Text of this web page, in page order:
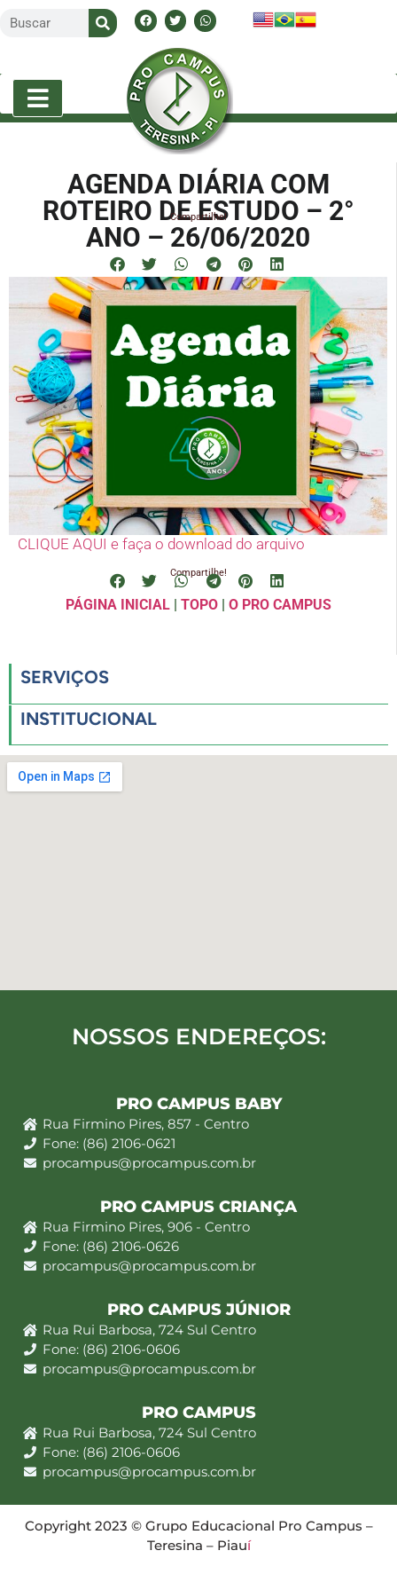
AGENDA DIÁRIA COM
ROTEIRO DE ESTUDO – 2°
ANO – 26/06/2020
Compartilhe!
CLIQUE AQUI e faça o download do arquivo
Compartilhe!
PÁGINA INICIAL| TOPO| O PRO CAMPUS
SERVIÇOS
INSTITUCIONAL
NOSSOS ENDEREÇOS:
PRO CAMPUS BABY
Rua Firmino Pires, 857 - Centro
Fone: (86) 2106-0621
procampus@procampus.com.br
PRO CAMPUS CRIANÇA
Rua Firmino Pires, 906 - Centro
Fone: (86) 2106-0626
procampus@procampus.com.br
PRO CAMPUS JÚNIOR
Rua Rui Barbosa, 724 Sul Centro
Fone: (86) 2106-0606
procampus@procampus.com.br
PRO CAMPUS
Rua Rui Barbosa, 724 Sul Centro
Fone: (86) 2106-0606
procampus@procampus.com.br
Copyright 2023 © Grupo Educacional Pro Campus –
Teresina – Piauí